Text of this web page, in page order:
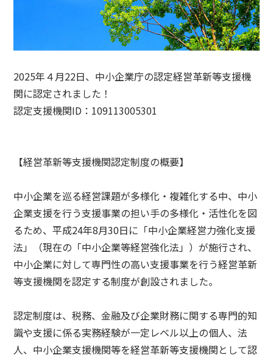
2025年４月22日、中小企業庁の認定経営革新等支援機
関に認定されました！
認定支援機関ID：109113005301
【経営革新等支援機関認定制度の概要】
中小企業を巡る経営課題が多様化・複雑化する中、中小
企業支援を行う支援事業の担い手の多様化・活性化を図
るため、平成24年8月30日に「中小企業経営力強化支援
法」（現在の「中小企業等経営強化法」）が施行され、
中小企業に対して専門性の高い支援事業を行う経営革新
等支援機関を認定する制度が創設されました。
認定制度は、税務、金融及び企業財務に関する専門的知
識や支援に係る実務経験が一定レベル以上の個人、法
人、中小企業支援機関等を経営革新等支援機関として認